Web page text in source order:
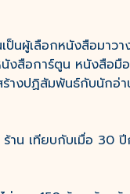
ป็นผู้เลือกหนังสือมาว
นังสือการ์ตูน หนังสือ
างปฏิสัมพันธ์กับนักอ่
าน เทียบกับเมื่อ 30